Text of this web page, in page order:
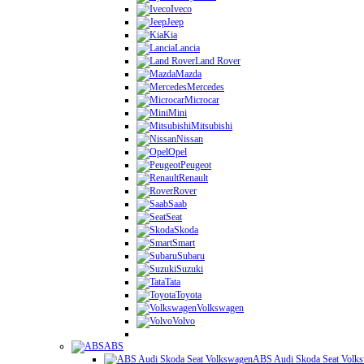
Iveco
Jeep
Kia
Lancia
Land Rover
Mazda
Mercedes
Microcar
Mini
Mitsubishi
Nissan
Opel
Peugeot
Renault
Rover
Saab
Seat
Skoda
Smart
Subaru
Suzuki
Tata
Toyota
Volkswagen
Volvo
ABS
ABS Audi Skoda Seat